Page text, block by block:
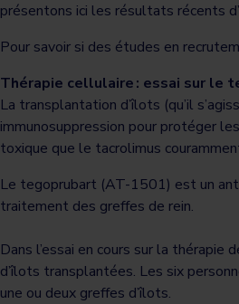
présentons ici les résultats récents
Pour savoir si des études en
Thérapie cellulaire : essai sur le
La transplantation d’îlots (qu’il
immunosuppression pour protéger
toxique que le tacrolimus
Le tegoprubart (AT-1501) est un
traitement des greffes de rein.
Dans l’essai en cours sur la
d’îlots transplantées. Les six
une ou deux greffes d’îlots.